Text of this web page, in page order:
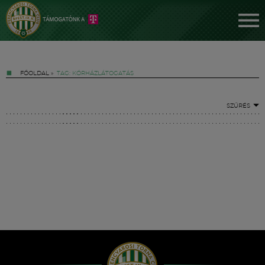
FŐOLDAL » TAG: KÓRHÁZLÁTOGATÁS
SZŰRÉS
Hírek